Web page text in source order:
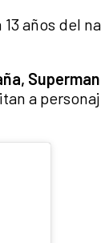
años del
a